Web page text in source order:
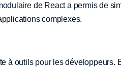
de React a permis de
complexes.
à outils pour les